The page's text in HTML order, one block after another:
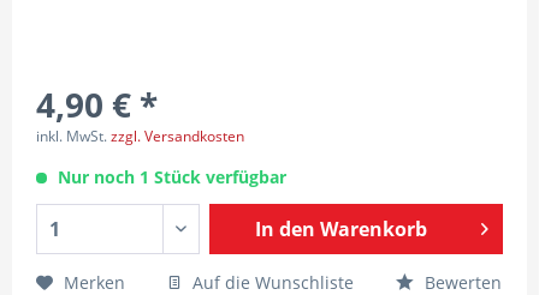
4,90 € *
inkl. MwSt.zzgl. Versandkosten
Nur noch 1 Stück verfügbar
In den Warenkorb
Merken Auf die Wunschliste Bewerten